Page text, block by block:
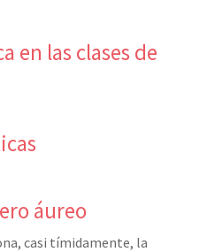
en las clases de
áureo
casi tímidamente, la